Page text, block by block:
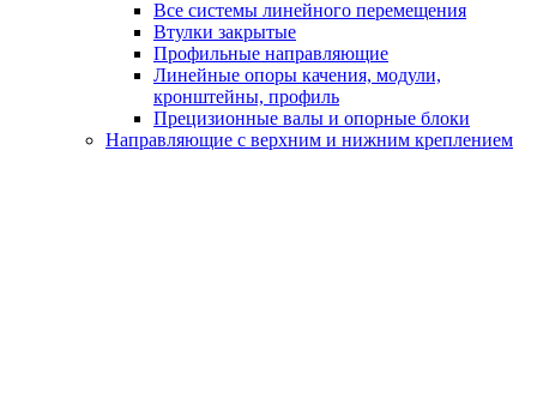
Все системы линейного перемещения
Втулки закрытые
Профильные направляющие
Линейные опоры качения, модули,
кронштейны, профиль
Прецизионные валы и опорные блоки
Направляющие с верхним и нижним креплением